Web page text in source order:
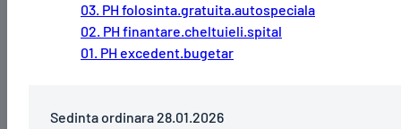
01. PH excedent.bugetar
02. PH finantare.cheltuieli.spital
03. PH folosinta.gratuita.autospeciala
Sedinta ordinara 28.01.2026